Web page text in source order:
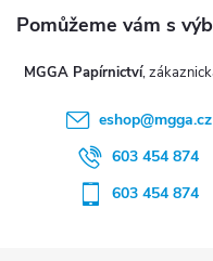
MGGA Papírnictví
eshop@mgga.cz
603 454 874
603 454 874